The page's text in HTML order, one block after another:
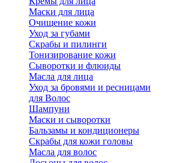
Маски для лица
Очищение кожи
Уход за губами
Скрабы и пилинги
Тонизирование кожи
Сыворотки и флюиды
Масла для лица
Уход за бровями и ресницами
для Волос
Шампуни
Маски и сыворотки
Бальзамы и кондиционеры
Скрабы для кожи головы
Масла для волос